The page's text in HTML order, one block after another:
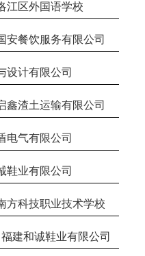
江区外国语学校
安餐饮服务有限公司
设计有限公司
鑫渣土运输有限公司
电气有限公司
鞋业有限公司
方科技职业技术学校
福建和诚鞋业有限公司